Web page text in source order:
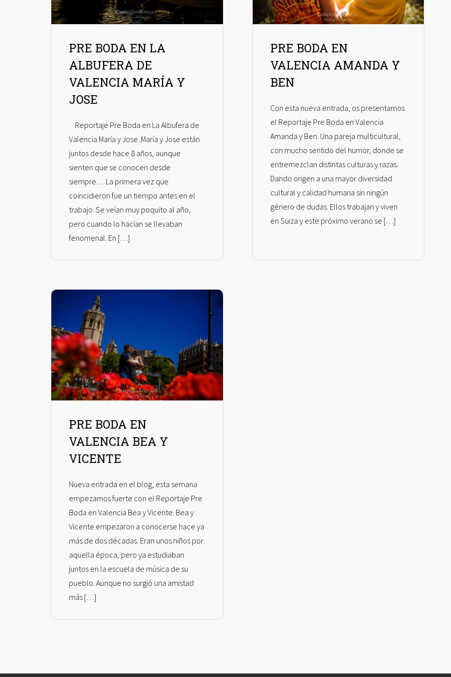
PRE BODA EN LA
ALBUFERA DE
VALENCIA MARÍA Y
JOSE
Reportaje Pre Boda en La Albufera de
Valencia María y Jose .María y Jose están
juntos desde hace 8 años, aunque
sienten que se conocen desde
siempre… La primera vez que
coincidieron fue un tiempo antes en el
trabajo. Se veían muy poquito al año,
pero cuando lo hacían se llevaban
fenomenal. En […]
PRE BODA EN
VALENCIA AMANDA Y
BEN
Con esta nueva entrada, os presentamos
el Reportaje Pre Boda en Valencia
Amanda y Ben. Una pareja multicultural,
con mucho sentido del humor, donde se
entremezclan distintas culturas y razas.
Dando origen a una mayor diversidad
cultural y calidad humana sin ningún
género de dudas. Ellos trabajan y viven
en Suiza y este próximo verano se […]
PRE BODA EN
VALENCIA BEA Y
VICENTE
Nueva entrada en el blog, esta semana
empezamos fuerte con el Reportaje Pre
Boda en Valencia Bea y Vicente. Bea y
Vicente empezaron a conocerse hace ya
más de dos décadas. Eran unos niños por
aquella época, pero ya estudiaban
juntos en la escuela de música de su
pueblo. Aunque no surgió una amistad
más […]